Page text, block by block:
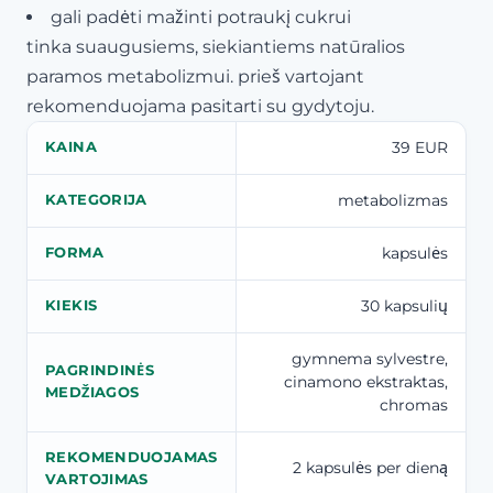
gali padėti mažinti potraukį cukrui
tinka suaugusiems, siekiantiems natūralios
paramos metabolizmui. prieš vartojant
rekomenduojama pasitarti su gydytoju.
KAINA 39 EUR
KATEGORIJA metabolizmas
FORMA kapsulės
KIEKIS 30 kapsulių
PAGRINDINĖS
MEDŽIAGOS
gymnema sylvestre,
cinamono ekstraktas,
chromas
REKOMENDUOJAMAS
VARTOJIMAS
2 kapsulės per dieną